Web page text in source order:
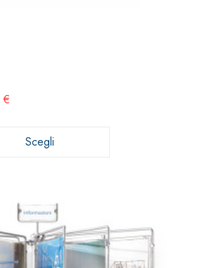
€
25,00 €
Scegli